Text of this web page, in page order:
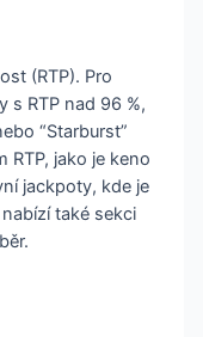
(RTP). Pro
s RTP nad 96 %,
“Starburst”
RTP, jako je keno
jackpoty, kde je
také sekci